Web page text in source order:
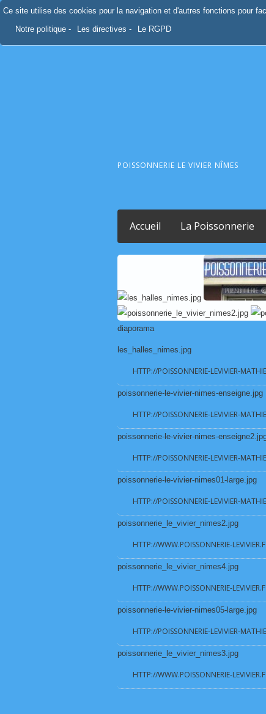
POISSONNERIE LE VIVIER NÎMES
Accueil La Poissonnerie
diaporama
les_halles_nimes.jpg
HTTP://POISSONNERIE-LEVIVIER-
poissonnerie-le-vivier-nimes-enseigne.jpg
HTTP://POISSONNERIE-LEVIVIER-
poissonnerie-le-vivier-nimes-
HTTP://POISSONNERIE-LEVIVIER-
poissonnerie-le-vivier-nimes01-large.jpg
HTTP://POISSONNERIE-LEVIVIER-
poissonnerie_le_vivier_nimes2.jpg
HTTP://WWW.POISSONNERIE-
poissonnerie_le_vivier_nimes4.jpg
HTTP://WWW.POISSONNERIE-
poissonnerie-le-vivier-nimes05-large.jpg
HTTP://POISSONNERIE-LEVIVIER-
poissonnerie_le_vivier_nimes3.jpg
HTTP://WWW.POISSONNERIE-
Ce site utilise des cookies pour la navigation et d'autres fonctions pour
Notre politique -
Les directives - Le RGPD